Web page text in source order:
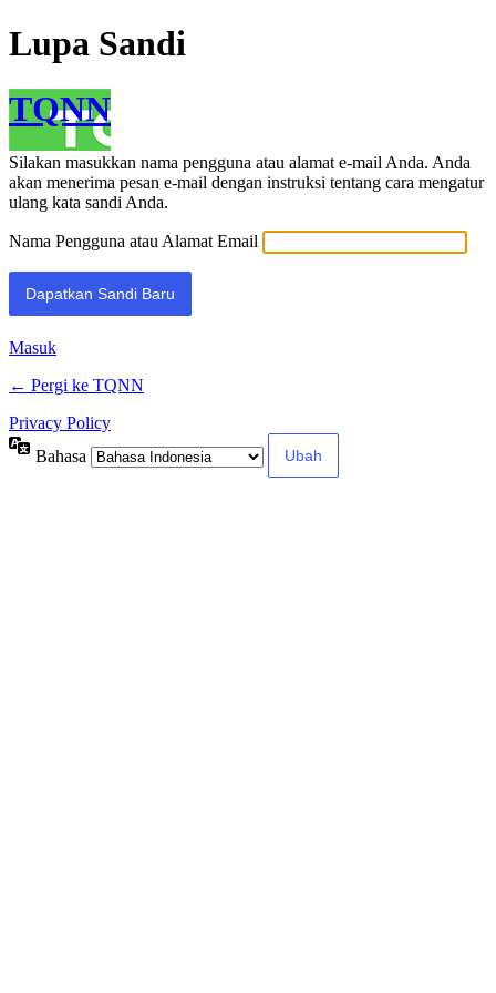
Lupa Sandi
TQNN
Silakan masukkan nama pengguna atau alamat e-mail Anda. Anda
akan menerima pesan e-mail dengan instruksi tentang cara mengatur
ulang kata sandi Anda.
Nama Pengguna atau Alamat Email
Masuk
← Pergi ke TQNN
Privacy Policy
Bahasa